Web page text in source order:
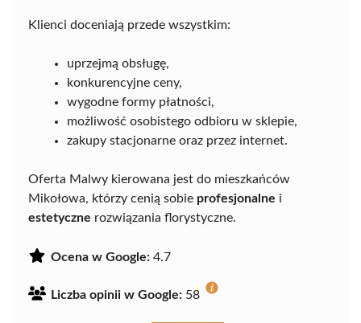
Klienci doceniają przede wszystkim:
uprzejmą obsługę,
konkurencyjne ceny,
wygodne formy płatności,
możliwość osobistego odbioru w sklepie,
zakupy stacjonarne oraz przez internet.
Oferta Malwy kierowana jest do mieszkańców
Mikołowa, którzy cenią sobie profesjonalne i
estetyczne rozwiązania florystyczne.
Ocena w Google: 4.7
Liczba opinii w Google: 58